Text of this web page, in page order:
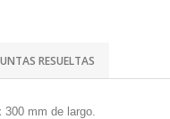
RESUELTAS
300 mm de largo.